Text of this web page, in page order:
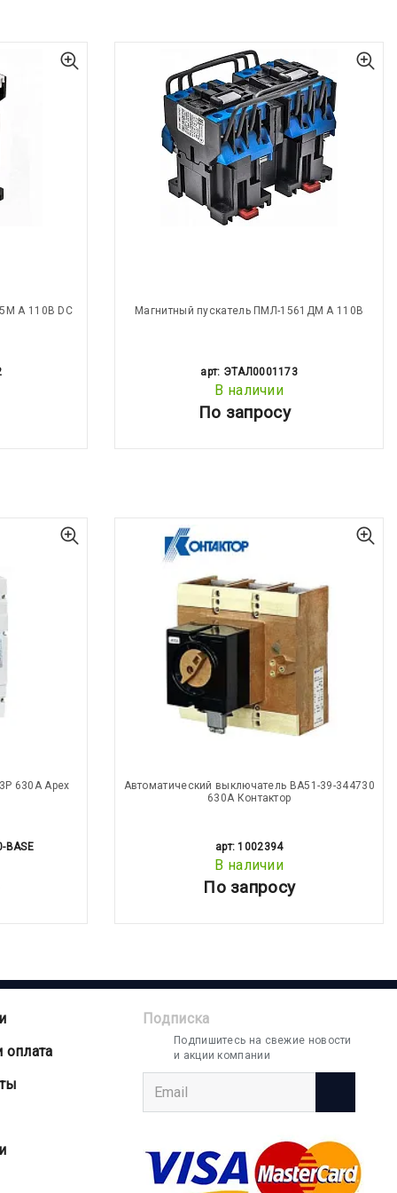
А 110В DC Магнитный пускатель ПМЛ-1561ДМ А 110В
арт: ЭТАЛ0001173
В наличии
По запросу
630А Apex
BASE
Автоматический выключатель ВА51-39-344730
630А Контактор
арт: 1002394
В наличии
По запросу
Подписка
Подпишитесь на свежие новости
и акции компании
оплата